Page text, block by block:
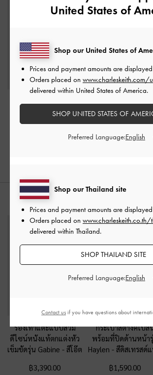
ไนลอนรุ่น Levy-สีดัส
เต็ดโอ๊ต
แบบผูกปมรุ่น Tricha
แซนด์เบจ
฿2,790.00
รองเท้าแตะแบบสวม
ดีไซน์หนังแท้ตกแต่งหัว
เข็มขัดรุ่น Gabine-สีโอ๊ต
฿3,390.00
กระเป๋าสตางค์ใบสั้
พร้อมที่ปิดด้านหน้า
Haylen-สีดิสเทรสด์
฿1,590.00
United States of
Shop our Thailand site
Prices and payment amounts are
Orders placed on www.charleskeith.co.th/
delivered within Thailand.
SHOP THAILAND SITE
Preferred Language:
Shop our United States of
Prices and payment amounts are
Orders placed on www.charleskeith.com/
delivered within United States of America.
SHOP UNITED STATES OF
Preferred Language:
Contact us if you have questions about